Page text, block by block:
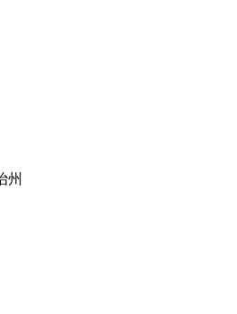
州